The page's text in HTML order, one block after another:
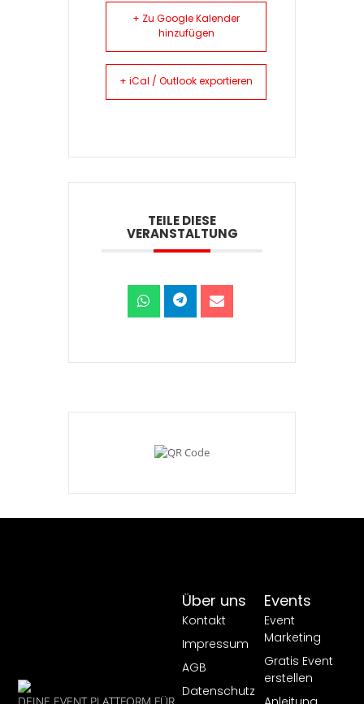
+ Zu Google Kalender
hinzufügen
+ iCal / Outlook exportieren
TEILE DIESE
VERANSTALTUNG
Events
Event
Marketing
Gratis Event
erstellen
Über uns
Kontakt
Impressum
AGB
Datenschutz